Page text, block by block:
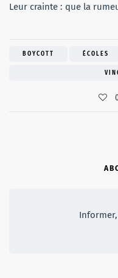
Leur crainte : que la
BOYCOTT ÉCOLES